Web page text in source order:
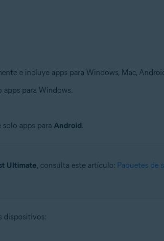
e incluye apps para Windows, Mac,
para Windows.
apps para Android.
Ultimate, consulta este artículo: Paquetes de
dispositivos: